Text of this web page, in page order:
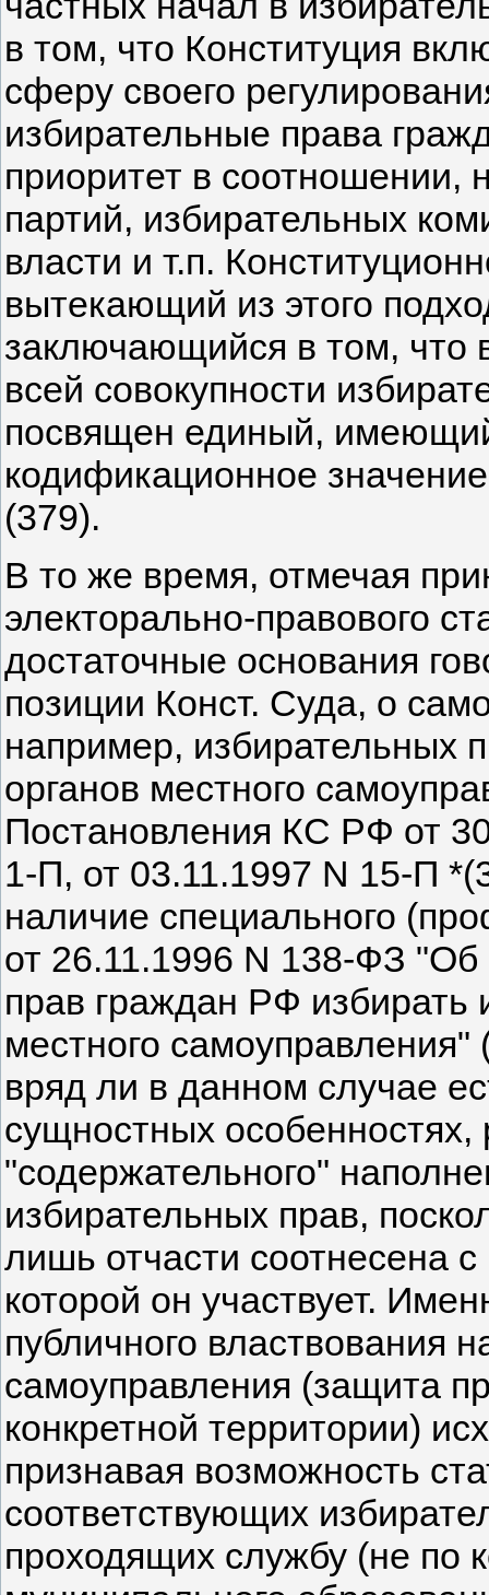
в том, что Конституция
сферу своего
избирательные права
приоритет в соотношении,
партий, избирательных
власти и т.п.
вытекающий из этого
заключающийся в том, что
всей совокупности
посвящен единый,
кодификационное
(379).
В то же время, отмечая
электорально-правового
достаточные основания
позиции Конст. Суда, о
например, избирательных
органов местного
Постановления КС РФ от
1-П, от 03.11.1997 N 15-П
наличие специального
от 26.11.1996 N 138-ФЗ "Об
прав граждан РФ
местного
вряд ли в данном случае
сущностных
"содержательного"
избирательных прав,
лишь отчасти соотнесена
которой он участвует.
публичного властвования
самоуправления (защита
конкретной территории)
признавая возможность
соответствующих
проходящих службу (не по